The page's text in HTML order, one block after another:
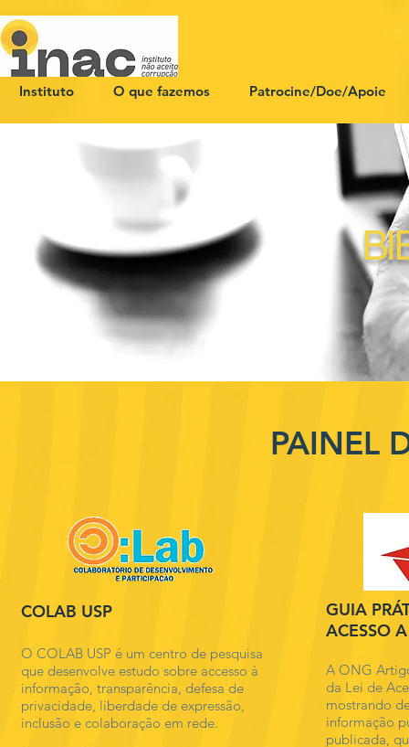
Instituto O que fazemos Patrocine/Doe/Apoie
PAINEL
COLAB USP
O COLAB USP é um centro de pesquisa
que desenvolve estudo sobre accesso à
informação, transparência, defesa de
privacidade, liberdade de expressão,
inclusão e colaboração em rede.
GUIA
ACESSO
A ONG
da Lei de
mostrando
informação
publicada,